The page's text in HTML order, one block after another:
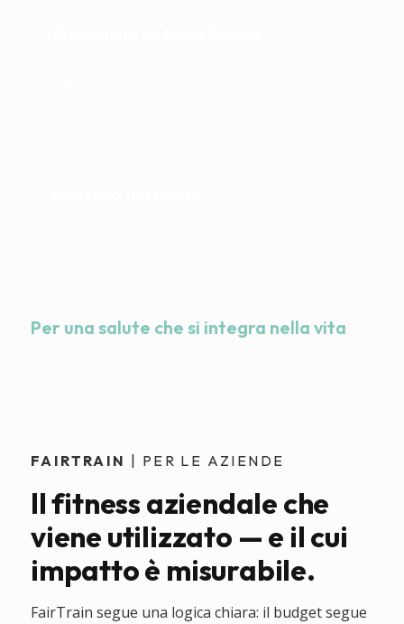
Per una salute che si integra nella vita
FAIRTRAIN | PER LE AZIENDE
Il fitness aziendale che
viene utilizzato — e il cui
impatto è misurabile.
FairTrain segue una logica chiara: il budget segue